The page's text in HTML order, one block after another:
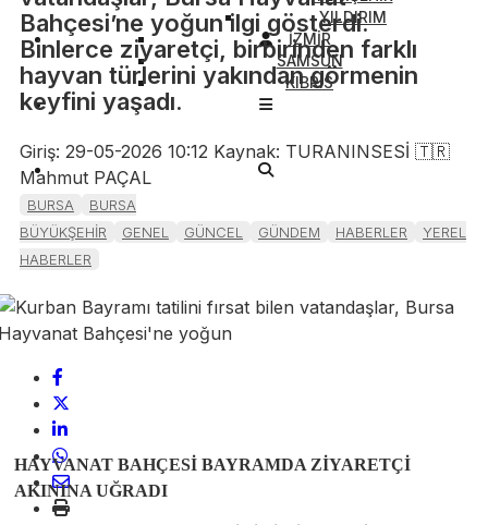
YILDIRIM
İZMİR
SAMSUN
KIBRIS
Bahçesi’ne yoğun ilgi gösterdi.
Binlerce ziyaretçi, birbirinden farklı
hayvan türlerini yakından görmenin
keyfini yaşadı.
Giriş: 29-05-2026 10:12 Kaynak: TURANINSESİ 🇹🇷
Mahmut PAÇAL
BURSA
BURSA
BÜYÜKŞEHİR
GENEL GÜNCEL GÜNDEM HABERLER
YEREL
HABERLER
HAYVANAT BAHÇESİ BAYRAMDA ZİYARETÇİ
AKININA UĞRADI